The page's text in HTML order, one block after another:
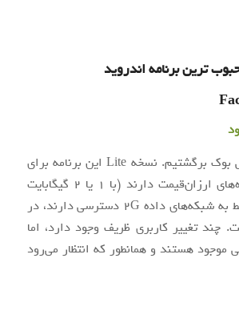
و ما دوباره به فیس بوک برگشتیم. نسخه Lite این برنامه برای
کاربرانی که دستگاه‌های ارزان‌قیمت دارند (با 1 یا 2 گیگابایت
رم) و کسانی که فقط به شبکه‌های داده 2G دسترسی دارند، در
چند تغییر کاربری ظریف وجود دارد، اما
موجود هستند و همانطور که انتظار می‌رود